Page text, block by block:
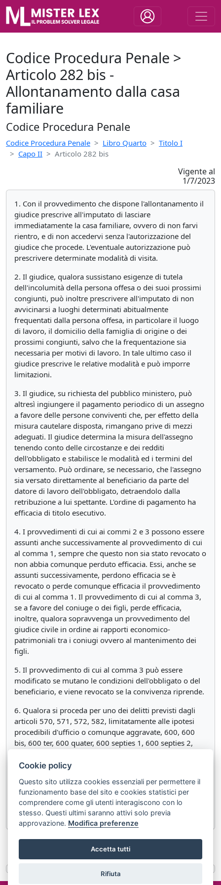
Codice Procedura Penale >
Articolo 282 bis -
Allontanamento dalla casa
familiare
Codice Procedura Penale
Codice Procedura Penale Libro Quarto
Titolo I
Capo II
Articolo 282 bis
Vigente al
1/7/2023
1. Con il provvedimento che dispone l'allontanamento il
giudice prescrive all'imputato di lasciare
immediatamente la casa familiare, ovvero di non farvi
rientro, e di non accedervi senza l'autorizzazione del
giudice che procede. L'eventuale autorizzazione può
prescrivere determinate modalità di visita.
2. Il giudice, qualora sussistano esigenze di tutela
dell'incolumità della persona offesa o dei suoi prossimi
congiunti, può inoltre prescrivere all'imputato di non
avvicinarsi a luoghi determinati abitualmente
frequentati dalla persona offesa, in particolare il luogo
di lavoro, il domicilio della famiglia di origine o dei
prossimi congiunti, salvo che la frequentazione sia
necessaria per motivi di lavoro. In tale ultimo caso il
giudice prescrive le relative modalità e può imporre
limitazioni.
3. Il giudice, su richiesta del pubblico ministero, può
altresì ingiungere il pagamento periodico di un assegno
a favore delle persone conviventi che, per effetto della
misura cautelare disposta, rimangano prive di mezzi
adeguati. Il giudice determina la misura dell'assegno
tenendo conto delle circostanze e dei redditi
dell'obbligato e stabilisce le modalità ed i termini del
versamento. Può ordinare, se necessario, che l'assegno
sia versato direttamente al beneficiario da parte del
datore di lavoro dell'obbligato, detraendolo dalla
retribuzione a lui spettante. L'ordine di pagamento ha
efficacia di titolo esecutivo.
4. I provvedimenti di cui ai commi 2 e 3 possono essere
assunti anche successivamente al provvedimento di cui
al comma 1, sempre che questo non sia stato revocato o
non abbia comunque perduto efficacia. Essi, anche se
assunti successivamente, perdono efficacia se è
revocato o perde comunque efficacia il provvedimento
di cui al comma 1. Il provvedimento di cui al comma 3,
se a favore del coniuge o dei figli, perde efficacia,
inoltre, qualora sopravvenga un provvedimento del
giudice civile in ordine ai rapporti economico-
patrimoniali tra i coniugi ovvero al mantenimento dei
figli.
5. Il provvedimento di cui al comma 3 può essere
modificato se mutano le condizioni dell'obbligato o del
beneficiario, e viene revocato se la convivenza riprende.
6. Qualora si proceda per uno dei delitti previsti dagli
articoli 570, 571, 572, 582, limitatamente alle ipotesi
procedibili d'ufficio o comunque aggravate, 600, 600
bis, 600 ter, 600 quater, 600 septies 1, 600 septies 2,
609 octies e 612, secondo comma, 612 bis del codice
convivente, la misura può essere disposta anche al di
fuori dei limiti di pena previsti dall'articolo 280, anche
con le modalità di controllo previste all'articolo 275 bis.
Articolo 282 Articolo 282 ter
Cookie policy
Questo sito utilizza cookies essenziali per permettere il
funzionamento base del sito e cookies statistici per
comprendere come gli utenti interagiscono con lo
stesso. Questi ultimi saranno attivi solo previa
approvazione. Modifica preferenze
Accetta tutti
Rifiuta